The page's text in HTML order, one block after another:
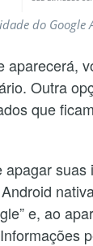
do Google
aparecerá,
Outra
que
apagar
e, ao